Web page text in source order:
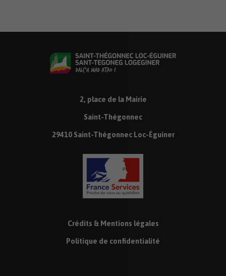
2, place de la Mairie
Saint-Thégonnec
29410 Saint-Thégonnec Loc-Éguiner
Crédits & Mentions légales
Politique de confidentialité